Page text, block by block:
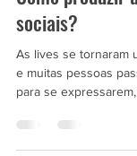
9 de nov. de
Como produzir
sociais?
As lives se tornaram
e muitas pessoas